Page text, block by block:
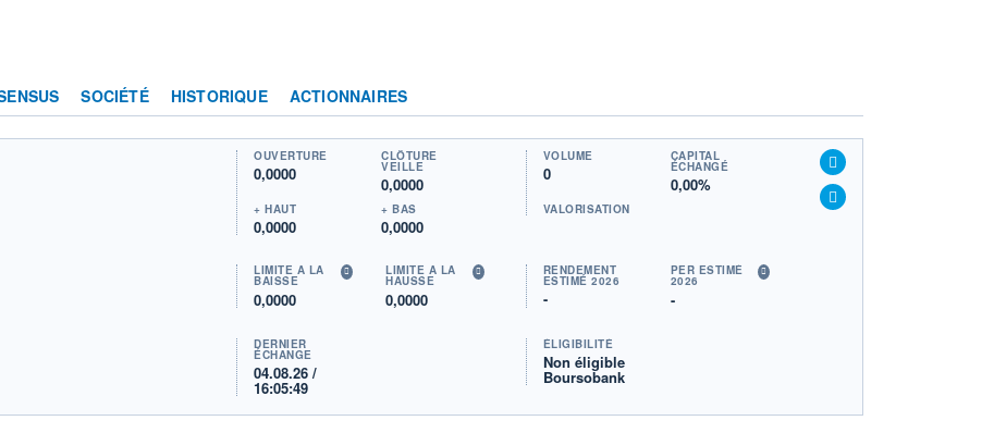
SOCIÉTÉ HISTORIQUE ACTIONNAIRES
OUVERTURE
0,0000
CLÔTURE
VEILLE
0,0000
+ HAUT
0,0000
+ BAS
0,0000
VOLUME
0
CAPITAL
ÉCHANGÉ
0,00%
VALORISATION
LIMITE À LA
BAISSE
0,0000
LIMITE À LA
HAUSSE
0,0000
RENDEMENT
ESTIMÉ 2026
-
PER ESTIMÉ
2026
-
DERNIER
ÉCHANGE
04.08.26 /
16:05:49
ÉLIGIBILITÉ
Non éligible
Boursobank